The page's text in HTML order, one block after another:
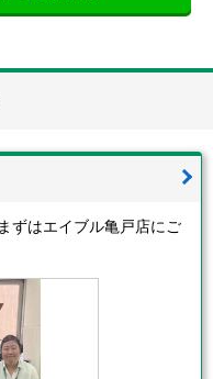
ずはエイブル亀戸店にご